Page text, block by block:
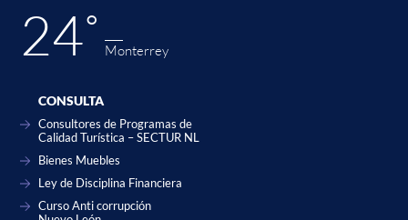
24˚ Monterrey
CONSULTA
Consultores de Programas de
Calidad Turística – SECTUR NL
Bienes Muebles
Ley de Disciplina Financiera
Curso Anti corrupción